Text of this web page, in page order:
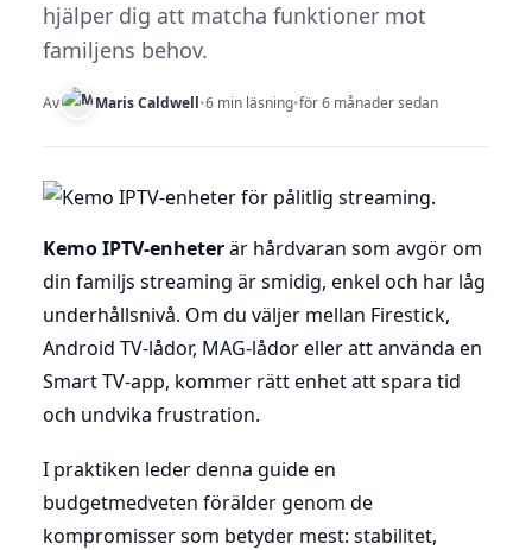
hjälper dig att matcha funktioner mot
familjens behov.
Av Maris Caldwell•6 min läsning•för 6 månader sedan
Kemo IPTV-enheterär hårdvaran som avgör om
din familjs streaming är smidig, enkel och har låg
underhållsnivå. Om du väljer mellan Firestick,
Android TV-lådor, MAG-lådor eller att använda en
Smart TV-app, kommer rätt enhet att spara tid
och undvika frustration.
I praktiken leder denna guide en
budgetmedveten förälder genom de
kompromisser som betyder mest: stabilitet,